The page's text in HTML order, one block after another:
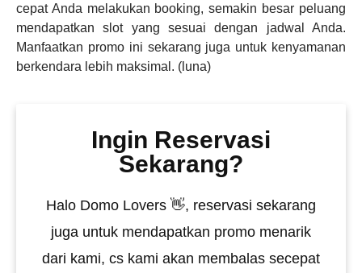
cepat Anda melakukan booking, semakin besar peluang
mendapatkan slot yang sesuai dengan jadwal Anda.
Manfaatkan promo ini sekarang juga untuk kenyamanan
berkendara lebih maksimal. (luna)
Ingin Reservasi
Sekarang?
Halo Domo Lovers 👋, reservasi sekarang
juga untuk mendapatkan promo menarik
dari kami, cs kami akan membalas secepat